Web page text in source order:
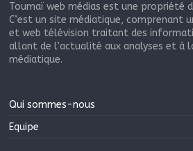
Toumaï web médias est une propriété
C’est un site médiatique, comprenant
et web télévision traitant des
allant de l’actualité aux analyses et à
médiatique.
Qui sommes-nous
Equipe